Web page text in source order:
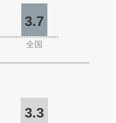
3.7
全国
3.3